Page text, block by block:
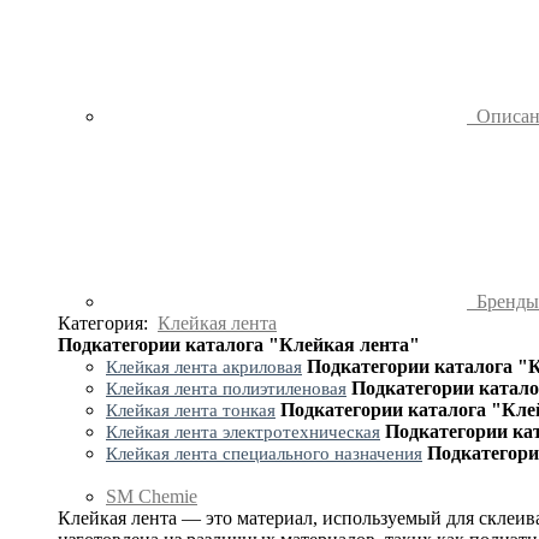
Бренды
Категория: Клейкая лента
Подкатегории каталога "Клейкая лента"
Клейкая лента акриловая Подкатегории каталога
Клейкая лента полиэтиленовая Подкатегории
Клейкая лента тонкая Подкатегории каталога
Клейкая лента электротехническая Подкатегории
Клейкая лента специального назначения
SM Chemie
Клейкая лента — это материал, используемый для